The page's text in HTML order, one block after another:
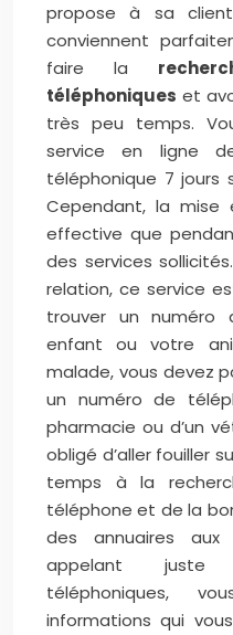
propose à sa
conviennent
faire la
téléphoniques et
très peu temps.
service en ligne
téléphonique 7 jours
Cependant, la
effective que
des services
relation, ce service
trouver un numéro
enfant ou votre
malade, vous devez
un numéro de
pharmacie ou d’un
obligé d’aller fouiller
temps à la
téléphone et de la
des annuaires aux
appelant juste
téléphoniques,
informations qui